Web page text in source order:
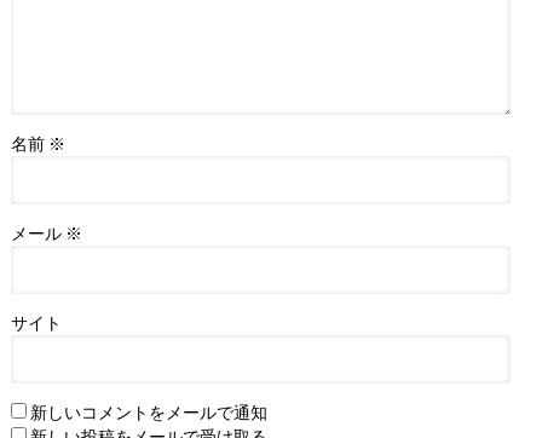
名前 ※
メール ※
サイト
新しいコメントをメールで通知